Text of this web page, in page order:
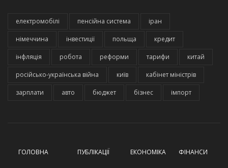
електромобілі пенсійна система іран
німеччина інвестиції польща кредит
інфляція робота реформи тарифи китай
російсько-українська війна київ кабінет міністрів
зарплати авто бюджет бізнес імпорт
ГОЛОВНА ПУБЛІКАЦІЇ ЕКОНОМІКА ФІНАНСИ